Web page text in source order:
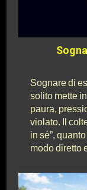
Sognare di
solito mette
paura,
violato. Il
in sé”,
modo diretto